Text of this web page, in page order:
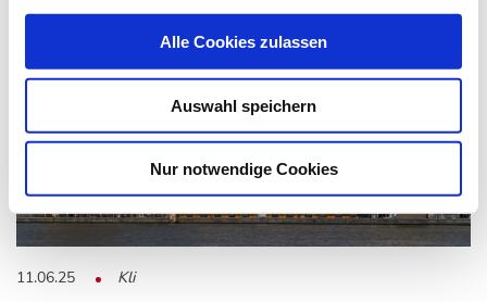
Alle Cookies zulassen
Auswahl speichern
Nur notwendige Cookies
11.06.25 Kli